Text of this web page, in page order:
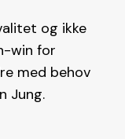
og ikke
win for
med behov
Jung.